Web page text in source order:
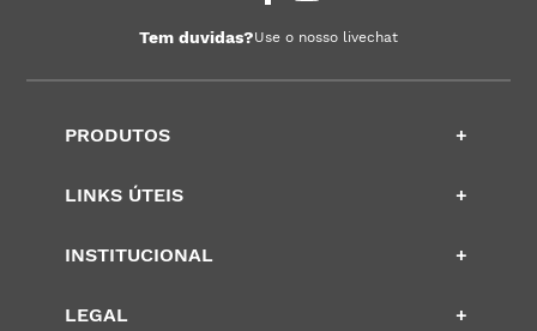
Tem duvidas?Use o nosso livechat
PRODUTOS +
LINKS ÚTEIS +
INSTITUCIONAL +
LEGAL
+